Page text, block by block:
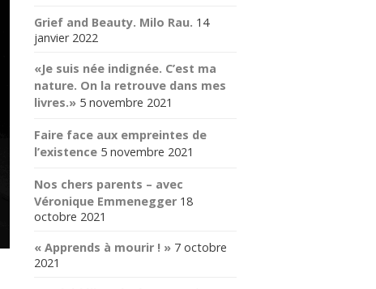
Grief and Beauty. Milo Rau. 14
janvier 2022
«Je suis née indignée. C’est ma
nature. On la retrouve dans mes
livres.» 5 novembre 2021
Faire face aux empreintes de
l’existence 5 novembre 2021
Nos chers parents – avec
Véronique Emmenegger 18
octobre 2021
« Apprends à mourir ! » 7 octobre
2021